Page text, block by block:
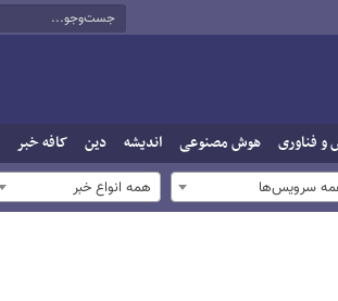
و فناوری هوش مصنوعی اندیشه دین کافه خبر
سرویس‌ها همه انواع خبر